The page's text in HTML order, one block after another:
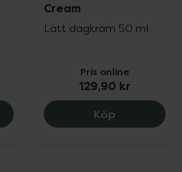
Pump Spray SPF 30, 146.3 kr.
Cream
Lätt dagkräm 50 ml
Pris online
129,90 kr
Köp ACO Face